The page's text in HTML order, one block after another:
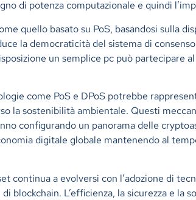
di potenza computazionale e quindi
quello basato su PoS, basandosi sulla
la democraticità del sistema di
un semplice pc può partecipare
come PoS e DPoS potrebbe
la sostenibilità ambientale. Questi
configurando un panorama delle
digitale globale mantenendo al
continua a evolversi con l’adozione di
blockchain. L’efficienza, la sicurezza e la